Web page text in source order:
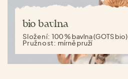
bio bavlna
Složení:100 % bavlna (GOTS bio)
Pružnost: mírně pruží